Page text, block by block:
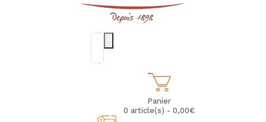
Panier
0 article(s) - 0,00€